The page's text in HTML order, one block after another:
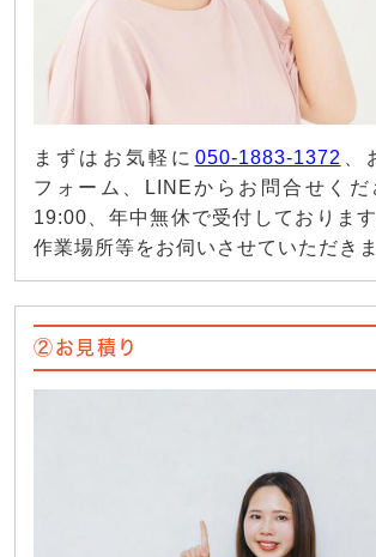
まずはお気軽に 050-1883-1372 、
フォーム、LINEからお問合せくだ
19:00、年中無休で受付しておりま
作業場所等をお伺いさせていただきま
②お見積り